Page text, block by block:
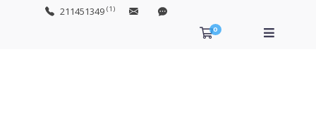
211451349 (1)
0
Carrinho de